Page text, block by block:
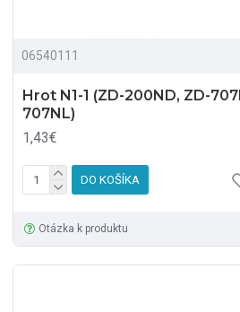
06540111
Hrot N1-1 (ZD-200ND, ZD-
707NL)
1,43€
DO KOŠÍKA
Otázka k produktu